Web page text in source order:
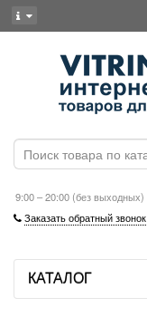
9:00 – 20:00 (без выходных)
Заказать обратный звонок
КАТАЛОГ